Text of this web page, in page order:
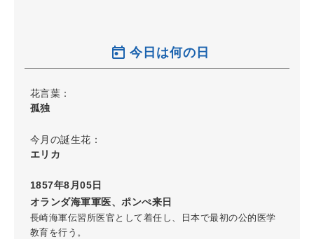
今日は何の日
花言葉：
孤独
今月の誕生花：
エリカ
1857年8月05日
オランダ海軍軍医、ポンぺ来日
長崎海軍伝習所医官として着任し、日本で最初の公的医学
教育を行う。